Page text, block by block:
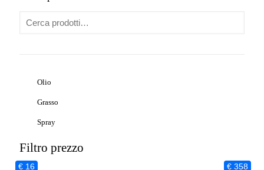
Olio
Grasso
Spray
Filtro prezzo
€ 16 € 358